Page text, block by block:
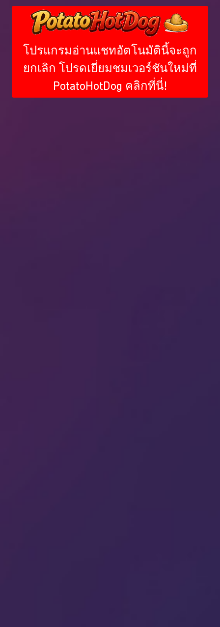
โปรแกรมอ่านแชทอัตโนมัตินี้จะถูก
ยกเลิก โปรดเยี่ยมชมเวอร์ชันใหม่ที่
PotatoHotDog คลิกที่นี่!